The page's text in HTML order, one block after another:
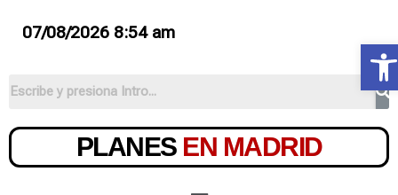
07/08/2026 8:54 am
PLANES EN MADRID